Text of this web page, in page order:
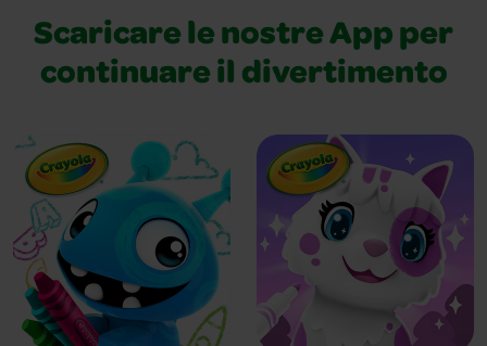
Scaricare le nostre App per
continuare il divertimento